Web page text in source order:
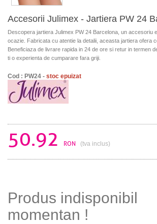
Accesorii Julimex - Jartiera PW 24
Descopera jartiera Julimex PW 24 Barcelona, un accesoriu
ocazie. Fabricata cu atentie la detalii, aceasta jartiera ofera
Beneficiaza de livrare rapida in 24 de ore si retur in termen
ti o experienta de cumparare fara griji.
Cod : PW24 - stoc epuizat
50.92 RON (tva inclus)
Produs indisponibil
momentan !